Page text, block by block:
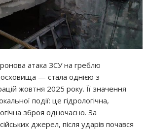
атака ЗСУ на греблю
— стала однією з
жовтня 2025 року. Її значення
події: це гідрологічна,
зброя одночасно. За
джерел, після ударів почався